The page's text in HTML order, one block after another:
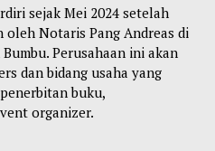
sejak Mei 2024 setelah
Notaris Pang Andreas di
Perusahaan ini akan
dan bidang usaha yang
buku,
organizer.